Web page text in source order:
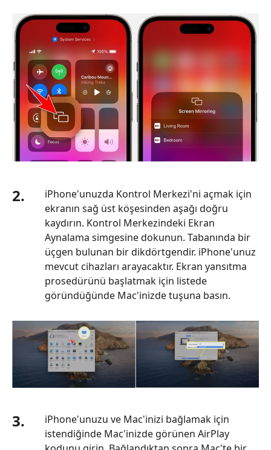
5.
iPhone'u
Mac'e
Yansıtma
hakkında
SSS
2.
iPhone'unuzda Kontrol Merkezi'ni açmak için
ekranın sağ üst köşesinden aşağı doğru
kaydırın. Kontrol Merkezindeki Ekran
Aynalama simgesine dokunun. Tabanında bir
üçgen bulunan bir dikdörtgendir. iPhone'unuz
mevcut cihazları arayacaktır. Ekran yansıtma
prosedürünü başlatmak için listede
göründüğünde Mac'inizde tuşuna basın.
3.
iPhone'unuzu ve Mac'inizi bağlamak için
istendiğinde Mac'inizde görünen AirPlay